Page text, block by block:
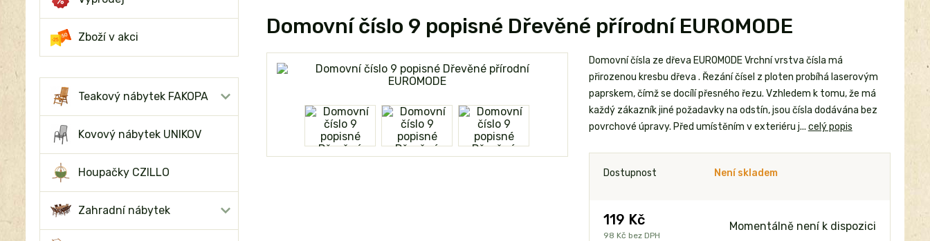
Zboží v akci
Teakový nábytek FAKOPA
Kovový nábytek UNIKOV
Houpačky CZILLO
Zahradní nábytek
Domovní číslo 9 popisné Dřevěné přírodní EUROMODE
Domovní čísla ze dřeva EUROMODE Vrchní vrstva čísla má
přirozenou kresbu dřeva . Řezání čísel z ploten probíhá laserovým
paprskem, čímž se docílí přesného řezu. Vzhledem k tomu, že má
každý zákazník jiné požadavky na odstín, jsou čísla dodávána bez
povrchové úpravy. Před umístěním v exteriéru j... celý popis
Dostupnost Není skladem
119 Kč
98 Kč bez DPH
Momentálně není k dispozici